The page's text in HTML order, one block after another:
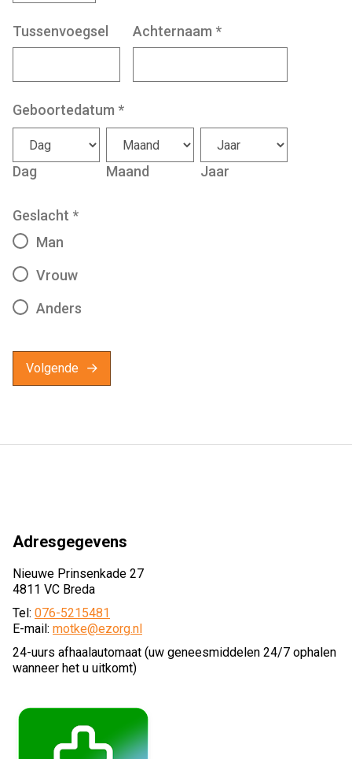
Tussenvoegsel Achternaam *
Geboortedatum *
Dag Maand Jaar
Geslacht *
Man
Vrouw
Anders
Volgende
Adresgegevens
Nieuwe Prinsenkade 27
4811 VC Breda
Tel: 076-5215481
E-mail: motke@ezorg.nl
24-uurs afhaalautomaat (uw geneesmiddelen 24/7 ophalen
wanneer het u uitkomt)